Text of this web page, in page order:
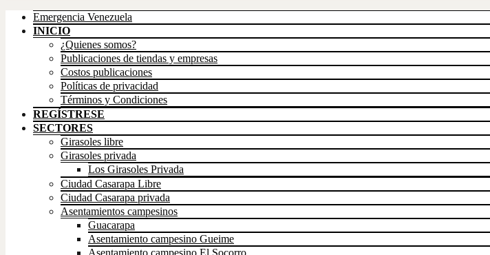
Emergencia Venezuela
INICIO
¿Quienes somos?
Publicaciones de tiendas y empresas
Costos publicaciones
Políticas de privacidad
Términos y Condiciones
REGÍSTRESE
SECTORES
Girasoles libre
Girasoles privada
Los Girasoles Privada
Ciudad Casarapa Libre
Ciudad Casarapa privada
Asentamientos campesinos
Guacarapa
Asentamiento campesino Gueime